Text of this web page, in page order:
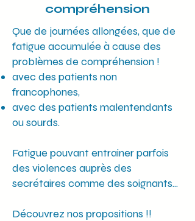
compréhension
Que de journées allongées, que de
fatigue accumulée à cause des
problèmes de compréhension !
avec des patients non
francophones,
avec des patients malentendants
ou sourds.
Fatigue pouvant entrainer parfois
des violences auprès des
secrétaires comme des soignants...
Découvrez nos propositions !!